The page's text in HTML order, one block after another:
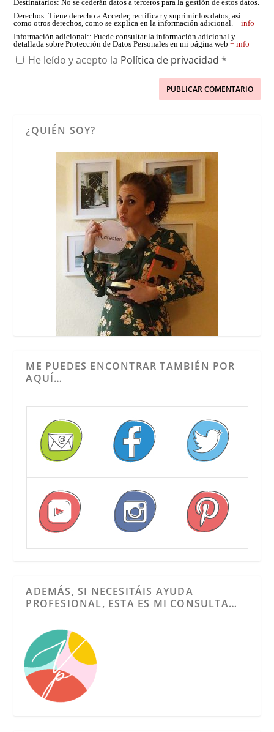
Destinatarios: No se cederán datos a terceros para la gestión de estos datos.
Derechos: Tiene derecho a Acceder, rectificar y suprimir los datos, así
como otros derechos, como se explica en la información adicional.+ info
Información adicional:: Puede consultar la información adicional y
detallada sobre Protección de Datos Personales en mi página web+ info
He leído y acepto la Política de privacidad *
¿QUIÉN SOY?
ME PUEDES ENCONTRAR TAMBIÉN POR
AQUÍ…
ADEMÁS, SI NECESITÁIS AYUDA
PROFESIONAL, ESTA ES MI CONSULTA…